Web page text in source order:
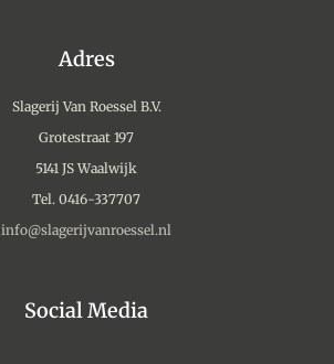
Adres
Slagerij Van Roessel B.V.
Grotestraat 197
5141 JS Waalwijk
Tel. 0416-337707
info@slagerijvanroessel.nl
Social Media